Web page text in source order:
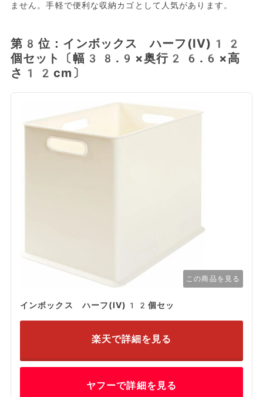
ません。手軽で便利な収納カゴとして人気があります。
第8位：インボックス ハーフ(IV)12
個セット〔幅38.9×奥行26.6×高
さ12cm〕
この商品を見る
インボックス ハーフ(IV)12個セッ
楽天で詳細を見る
ヤフーで詳細を見る